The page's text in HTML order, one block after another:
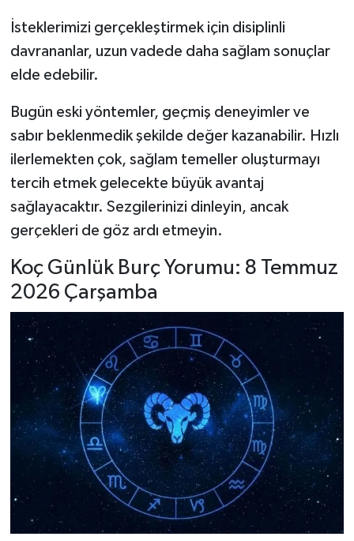
İsteklerimizi gerçekleştirmek için disiplinli
davrananlar, uzun vadede daha sağlam sonuçlar
elde edebilir.
Bugün eski yöntemler, geçmiş deneyimler ve
sabır beklenmedik şekilde değer kazanabilir. Hızlı
ilerlemekten çok, sağlam temeller oluşturmayı
tercih etmek gelecekte büyük avantaj
sağlayacaktır. Sezgilerinizi dinleyin, ancak
gerçekleri de göz ardı etmeyin.
Koç Günlük Burç Yorumu: 8 Temmuz
2026 Çarşamba